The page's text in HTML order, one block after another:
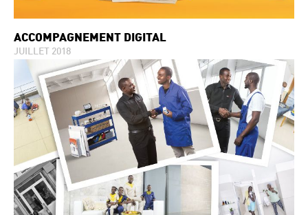
ACCOMPAGNEMENT DIGITAL
JUILLET 2018